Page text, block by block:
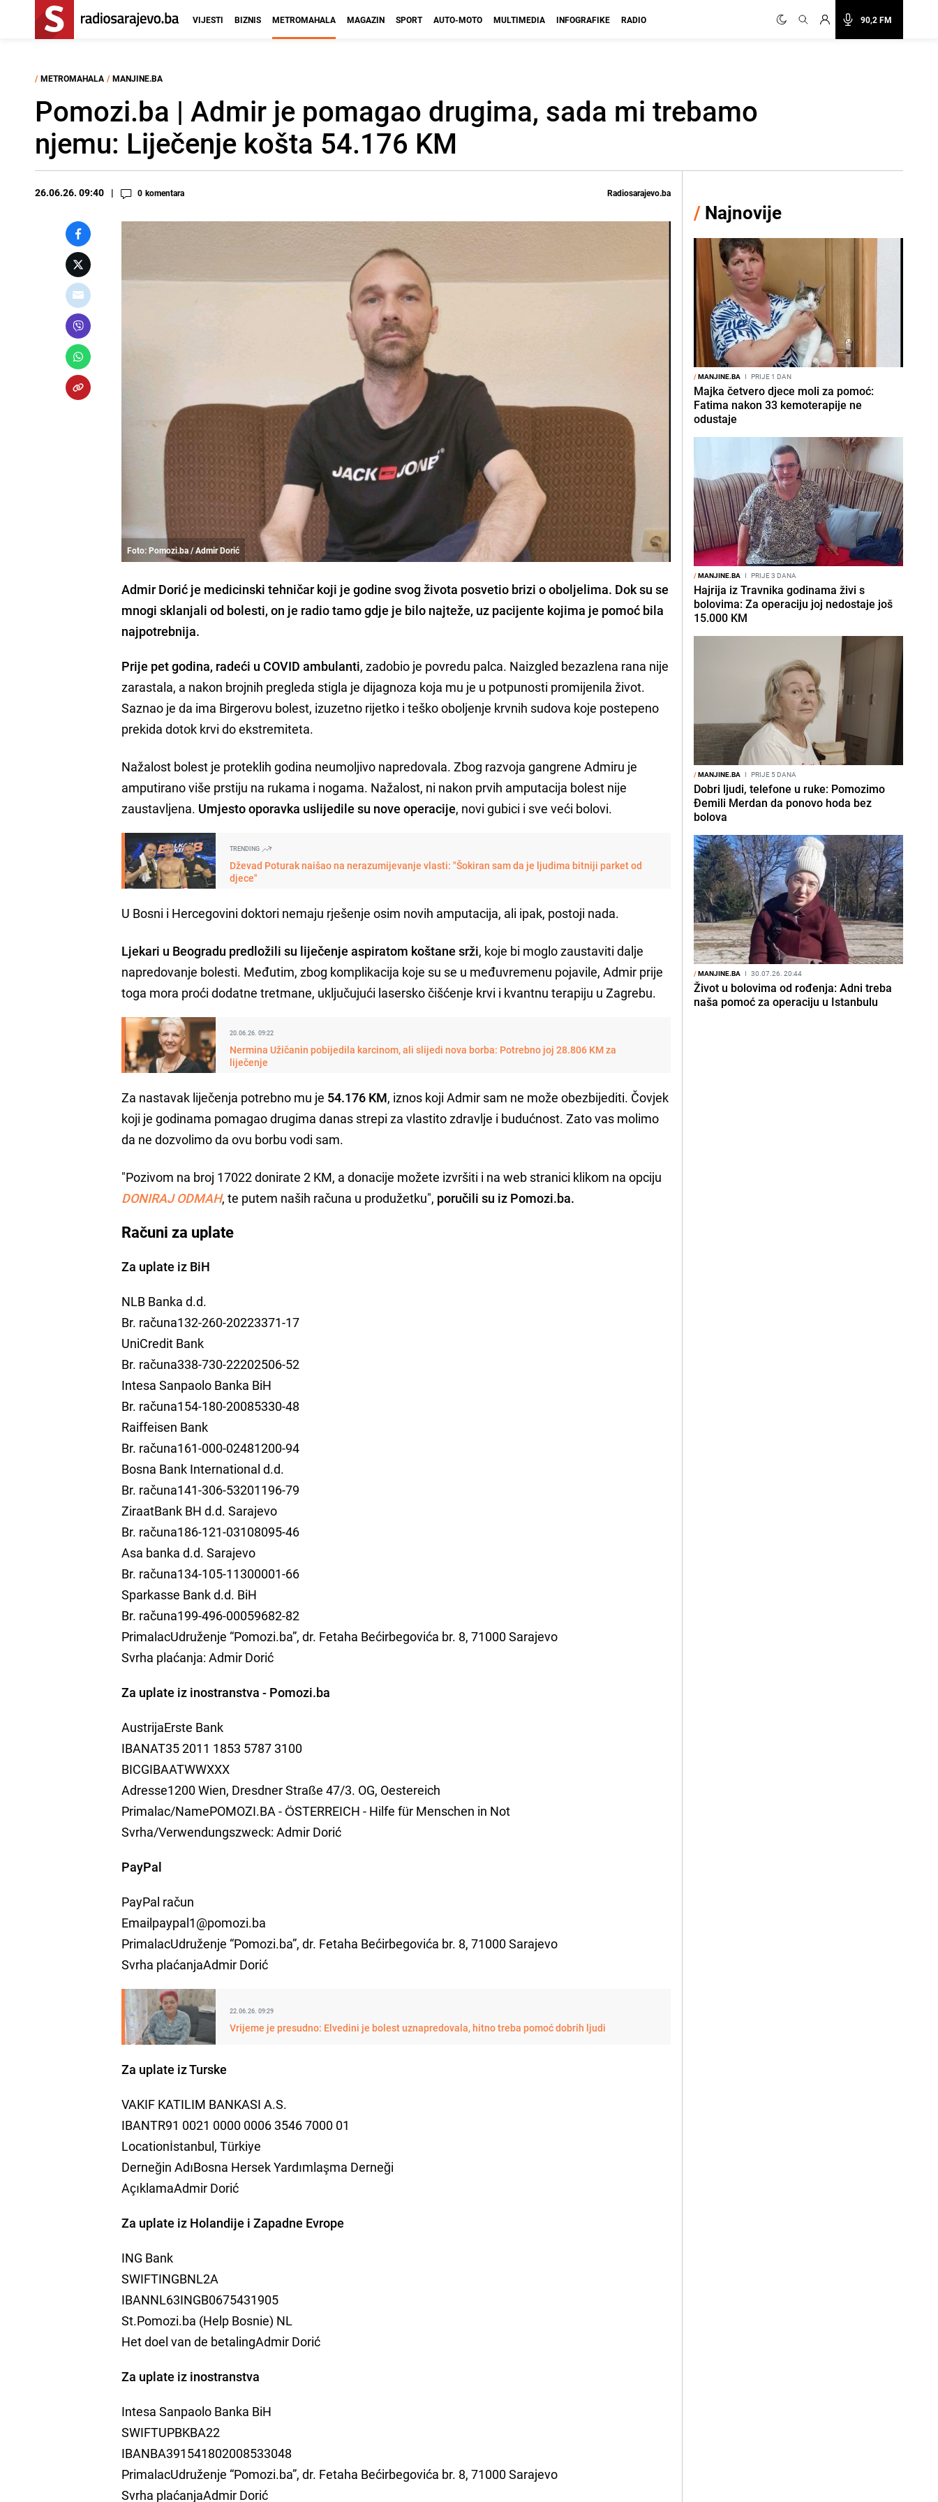
90,2 FM
VIJESTI BIZNIS METROMAHALA MAGAZIN SPORT AUTO-MOTO MULTIMEDIA INFOGRAFIKE RADIO
/ METROMAHALA / MANJINE.BA
Pomozi.ba | Admir je pomagao drugima, sada mi trebamo
njemu: Liječenje košta 54.176 KM
26.06.26. 09:40 0 komentara Radiosarajevo.ba
Foto: Pomozi.ba / Admir Dorić
Admir Dorić je medicinski tehničar koji je godine svog života posvetio brizi o oboljelima. Dok su se
mnogi sklanjali od bolesti, on je radio tamo gdje je bilo najteže, uz pacijente kojima je pomoć bila
najpotrebnija.
Prije pet godina, radeći u COVID ambulanti, zadobio je povredu palca. Naizgled bezazlena rana nije
zarastala, a nakon brojnih pregleda stigla je dijagnoza koja mu je u potpunosti promijenila život.
Saznao je da ima Birgerovu bolest, izuzetno rijetko i teško oboljenje krvnih sudova koje postepeno
prekida dotok krvi do ekstremiteta.
Nažalost bolest je proteklih godina neumoljivo napredovala. Zbog razvoja gangrene Admiru je
amputirano više prstiju na rukama i nogama. Nažalost, ni nakon prvih amputacija bolest nije
zaustavljena. Umjesto oporavka uslijedile su nove operacije, novi gubici i sve veći bolovi.
TRENDING
Dževad Poturak naišao na nerazumijevanje vlasti: "Šokiran sam da je ljudima bitniji parket od
djece"
U Bosni i Hercegovini doktori nemaju rješenje osim novih amputacija, ali ipak, postoji nada.
Ljekari u Beogradu predložili su liječenje aspiratom koštane srži, koje bi moglo zaustaviti dalje
napredovanje bolesti. Međutim, zbog komplikacija koje su se u međuvremenu pojavile, Admir prije
toga mora proći dodatne tretmane, uključujući lasersko čišćenje krvi i kvantnu terapiju u Zagrebu.
20.06.26. 09:22
Nermina Užičanin pobijedila karcinom, ali slijedi nova borba: Potrebno joj 28.806 KM za
liječenje
Za nastavak liječenja potrebno mu je 54.176 KM, iznos koji Admir sam ne može obezbijediti. Čovjek
koji je godinama pomagao drugima danas strepi za vlastito zdravlje i budućnost. Zato vas molimo
da ne dozvolimo da ovu borbu vodi sam.
"Pozivom na broj 17022 donirate 2 KM, a donacije možete izvršiti i na web stranici klikom na opciju
DONIRAJ ODMAH, te putem naših računa u produžetku", poručili su iz Pomozi.ba.
Računi za uplate
Za uplate iz BiH
NLB Banka d.d.
Br. računa132-260-20223371-17
UniCredit Bank
Br. računa338-730-22202506-52
Intesa Sanpaolo Banka BiH
Br. računa154-180-20085330-48
Raiffeisen Bank
Br. računa161-000-02481200-94
Bosna Bank International d.d.
Br. računa141-306-53201196-79
ZiraatBank BH d.d. Sarajevo
Br. računa186-121-03108095-46
Asa banka d.d. Sarajevo
Br. računa134-105-11300001-66
Sparkasse Bank d.d. BiH
Br. računa199-496-00059682-82
PrimalacUdruženje “Pomozi.ba”, dr. Fetaha Bećirbegovića br. 8, 71000 Sarajevo
Svrha plaćanja: Admir Dorić
Za uplate iz inostranstva - Pomozi.ba
AustrijaErste Bank
IBANAT35 2011 1853 5787 3100
BICGIBAATWWXXX
Adresse1200 Wien, Dresdner Straße 47/3. OG, Oestereich
Primalac/NamePOMOZI.BA - ÖSTERREICH - Hilfe für Menschen in Not
Svrha/Verwendungszweck: Admir Dorić
PayPal
PayPal račun
Emailpaypal1@pomozi.ba
PrimalacUdruženje “Pomozi.ba”, dr. Fetaha Bećirbegovića br. 8, 71000 Sarajevo
Svrha plaćanjaAdmir Dorić
22.06.26. 09:29
Vrijeme je presudno: Elvedini je bolest uznapredovala, hitno treba pomoć dobrih ljudi
Za uplate iz Turske
VAKIF KATILIM BANKASI A.S.
IBANTR91 0021 0000 0006 3546 7000 01
Locationİstanbul, Türkiye
Derneğin AdıBosna Hersek Yardımlaşma Derneği
AçıklamaAdmir Dorić
Za uplate iz Holandije i Zapadne Evrope
ING Bank
SWIFTINGBNL2A
IBANNL63INGB0675431905
St.Pomozi.ba (Help Bosnie) NL
Het doel van de betalingAdmir Dorić
Za uplate iz inostranstva
Intesa Sanpaolo Banka BiH
SWIFTUPBKBA22
IBANBA391541802008533048
PrimalacUdruženje “Pomozi.ba”, dr. Fetaha Bećirbegovića br. 8, 71000 Sarajevo
Svrha plaćanjaAdmir Dorić
/ Najnovije
/MANJINE.BA I PRIJE 1 DAN
Majka četvero djece moli za pomoć:
Fatima nakon 33 kemoterapije ne
odustaje
/MANJINE.BA I PRIJE 3 DANA
Hajrija iz Travnika godinama živi s
bolovima: Za operaciju joj nedostaje još
15.000 KM
/MANJINE.BA I PRIJE 5 DANA
Dobri ljudi, telefone u ruke: Pomozimo
Đemili Merdan da ponovo hoda bez
bolova
/MANJINE.BA I 30.07.26. 20:44
Život u bolovima od rođenja: Adni treba
naša pomoć za operaciju u Istanbulu